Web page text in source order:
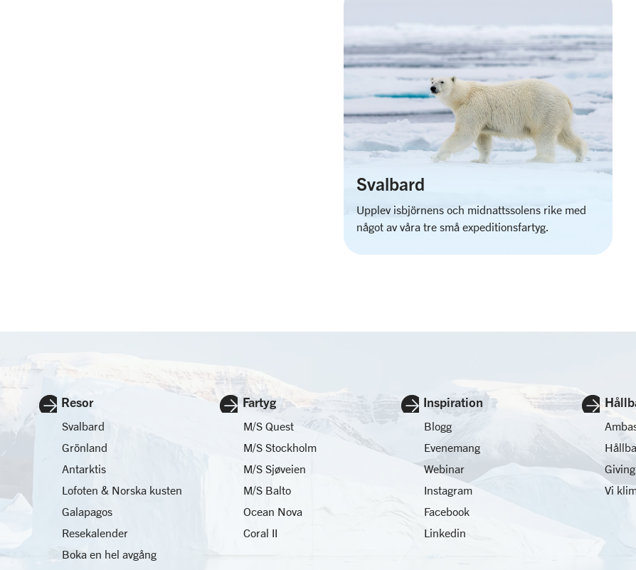
Svalbard
Upplev isbjörnens och midnattssolens rike med
något av våra tre små expeditionsfartyg.
Resor
Svalbard
Grönland
Antarktis
Lofoten & Norska kusten
Galapagos
Resekalender
Boka en hel avgång
Fartyg
M/S Quest
M/S Stockholm
M/S Sjøveien
M/S Balto
Ocean Nova
Coral II
Inspiration
Blogg
Evenemang
Webinar
Instagram
Facebook
Linkedin
Vi